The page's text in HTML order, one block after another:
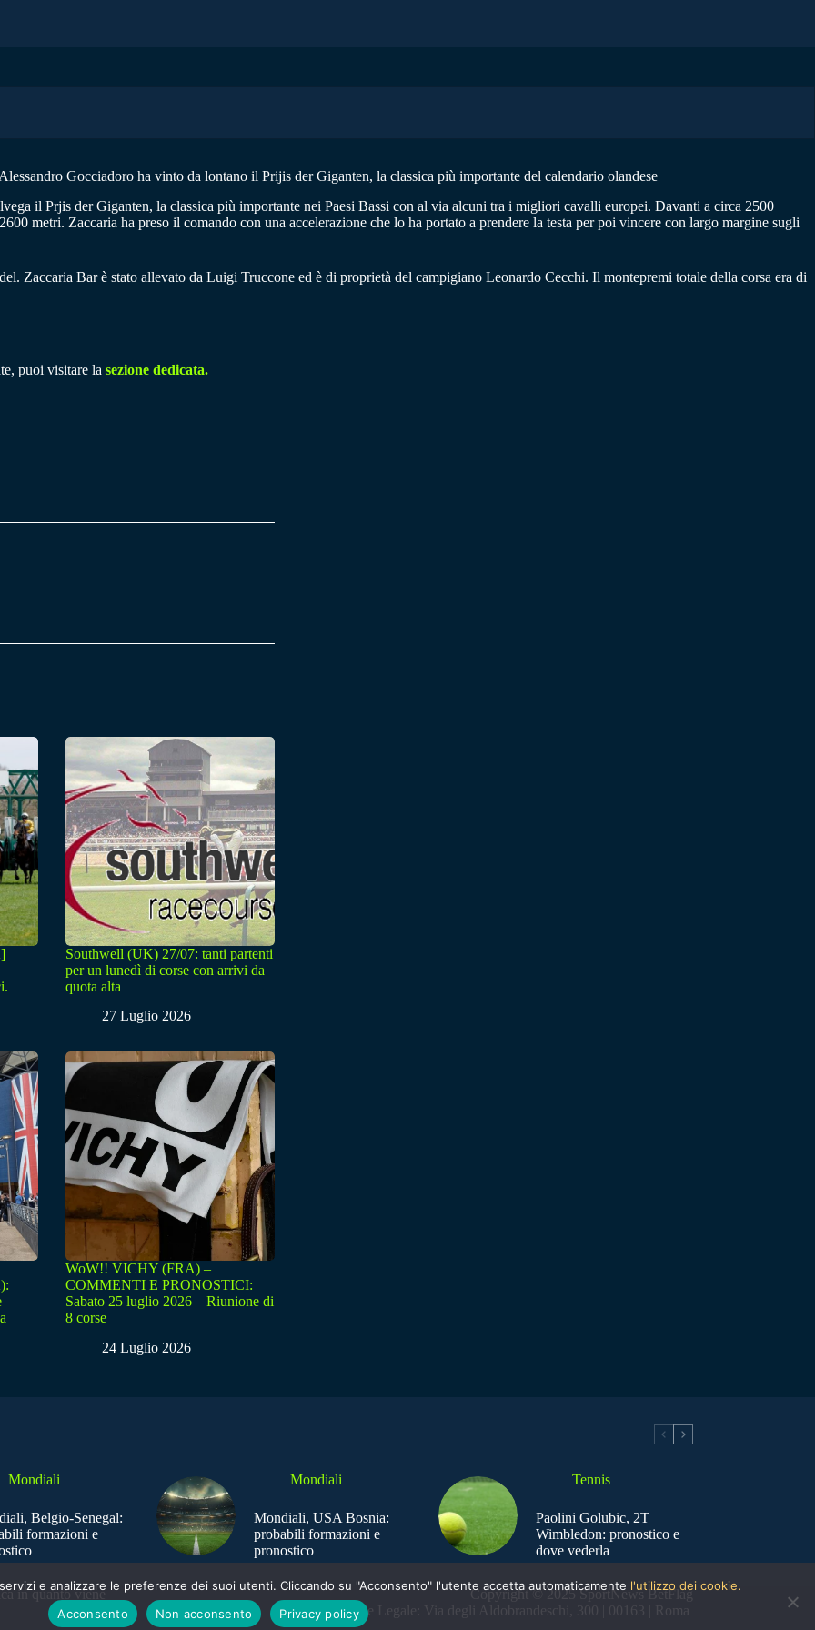
Gocciadoro ha vinto da lontano il Prijis der Giganten, la classica più importante del calendario olandese
il Prjis der Giganten, la classica più importante nei Paesi Bassi con al via alcuni tra i migliori cavalli europei. Davanti a circa 2500
metri. Zaccaria ha preso il comando con una accelerazione che lo ha portato a prendere la testa per poi vincere con largo margine sugli
Zaccaria Bar è stato allevato da Luigi Truccone ed è di proprietà del campigiano Leonardo Cecchi. Il montepremi totale della corsa era di
puoi visitare la sezione dedicata.
Southwell (UK) 27/07: tanti partenti
per un lunedì di corse con arrivi da
quota alta
27 Luglio 2026
WoW!! VICHY (FRA) –
COMMENTI E PRONOSTICI:
Sabato 25 luglio 2026 – Riunione di
8 corse
24 Luglio 2026
Mondiali
Belgio-Senegal:
formazioni e
Mondiali
Mondiali, USA Bosnia:
probabili formazioni e
pronostico
Tennis
Paolini Golubic, 2T
Wimbledon: pronostico e
dove vederla
in quanto viene
Copyright © 2025 SportNews BetFlag
Sede Legale: Via degli Aldobrandeschi, 300 | 00163 | Roma
e analizzare le preferenze dei suoi utenti. Cliccando su "Acconsento" l'utente accetta automaticamente l'utilizzo dei cookie.
Acconsento
Non acconsento Privacy policy